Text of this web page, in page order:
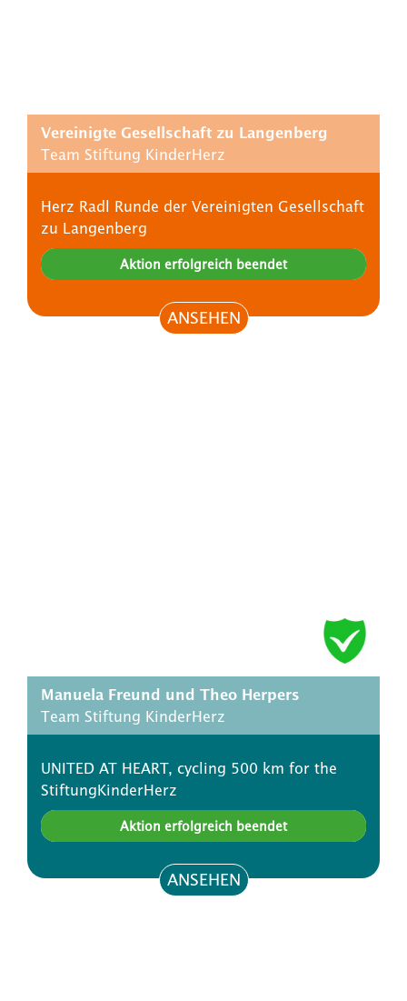
Vereinigte Gesellschaft zu Langenberg
Team Stiftung KinderHerz
Herz Radl Runde der Vereinigten Gesellschaft
zu Langenberg
Aktion erfolgreich beendet
ANSEHEN
Manuela Freund und Theo Herpers
Team Stiftung KinderHerz
UNITED AT HEART, cycling 500 km for the
StiftungKinderHerz
Aktion erfolgreich beendet
ANSEHEN